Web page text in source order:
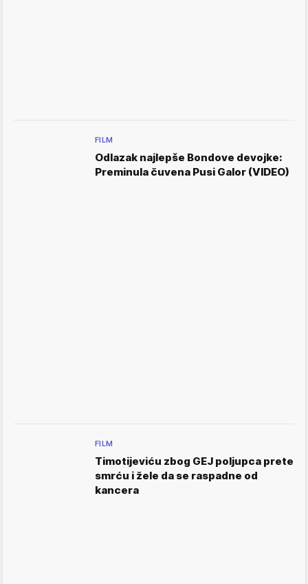
FILM
Odlazak najlepše Bondove devojke:
Preminula čuvena Pusi Galor (VIDEO)
FILM
Timotijeviću zbog GEJ poljupca prete
smrću i žele da se raspadne od
kancera